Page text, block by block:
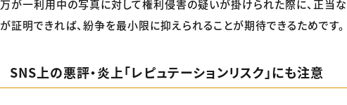
万が一利用中の写真に対して権利侵害の疑いが掛けられた際に、正当
が証明できれば、紛争を最小限に抑えられることが期待できるためです。
SNS上の悪評・炎上「レピュテーションリスク」にも注意